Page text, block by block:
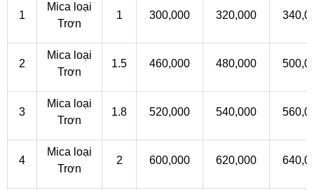
1
Mica loại
Trơn
1 300,000 320,000
2
Mica loại
Trơn
1.5 460,000 480,000
3
Mica loại
Trơn
1.8 520,000 540,000
4
Mica loại
Trơn
2 600,000 620,000